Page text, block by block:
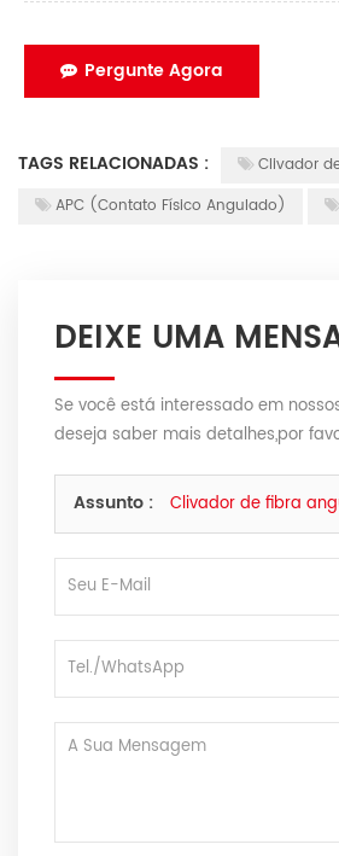
Pergunte Agora
TAGS RELACIONADAS : Clivador
APC (Contato Físico Angulado)
DEIXE UMA
Se você está interessado em
deseja saber mais detalhes,por
possível.
Assunto : Clivador de fibra